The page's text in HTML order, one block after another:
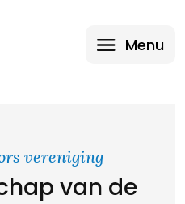
Menu
vereniging
van de